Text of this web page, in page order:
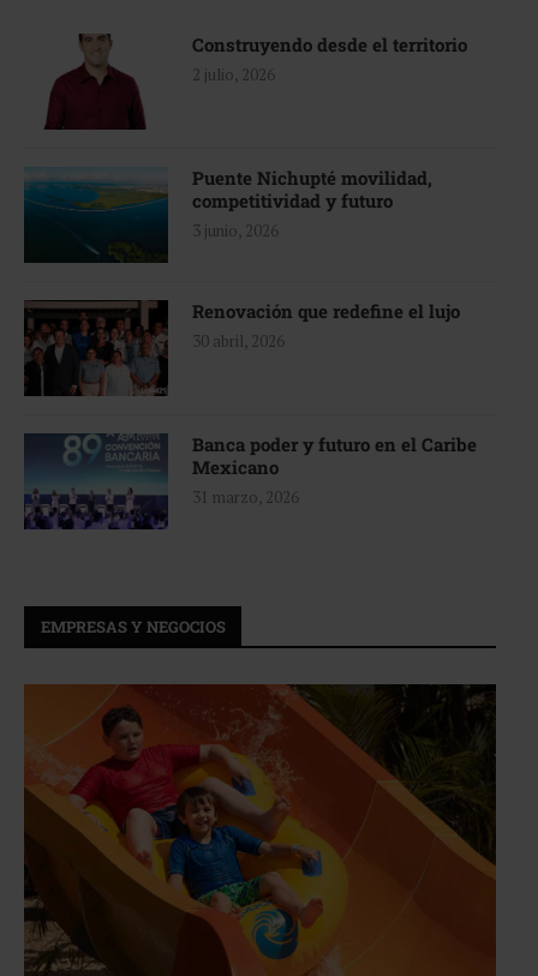
Construyendo desde el territorio
2 julio, 2026
Puente Nichupté movilidad,
competitividad y futuro
3 junio, 2026
Renovación que redefine el lujo
30 abril, 2026
Banca poder y futuro en el Caribe
Mexicano
31 marzo, 2026
EMPRESAS Y NEGOCIOS